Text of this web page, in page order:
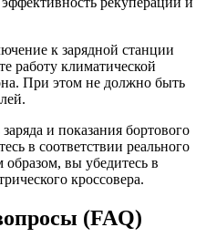
к зарядной станции
работу климатической
При этом не должно быть
и показания бортового
в соответствии реального
образом, вы убедитесь в
кроссовера.
(FAQ)